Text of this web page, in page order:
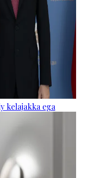
kelajakka ega